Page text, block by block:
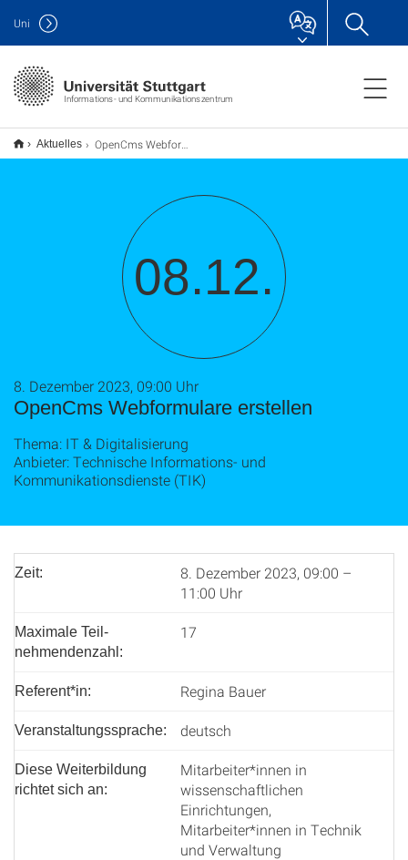
Informations- und Kommunikationszentrum
Uni
Aktuelles OpenCms Webformulare erstellen
08.12.
OpenCms Webformulare erstellen
8. Dezember 2023, 09:00 Uhr
Thema: IT & Digitalisierung
Anbieter: Technische Informations- und
Kommunikationsdienste (TIK)
Zeit:
8. Dezember 2023, 09:00 –
11:00 Uhr
Maximale Teil­
nehmenden­zahl:
17
Referent*in: Regina Bauer
Veranstaltungssprache: deutsch
Diese Weiterbildung
richtet sich an:
Mitarbeiter*innen in
wissenschaftlichen
Einrichtungen,
Mitarbeiter*innen in Technik
und Verwaltung